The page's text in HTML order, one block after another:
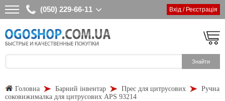
(050) 229-66-11 Вхід / Реєстрація
Головна Барний інвентар Прес для цитрусових
Ручна
соковижималка для цитрусових APS 93214